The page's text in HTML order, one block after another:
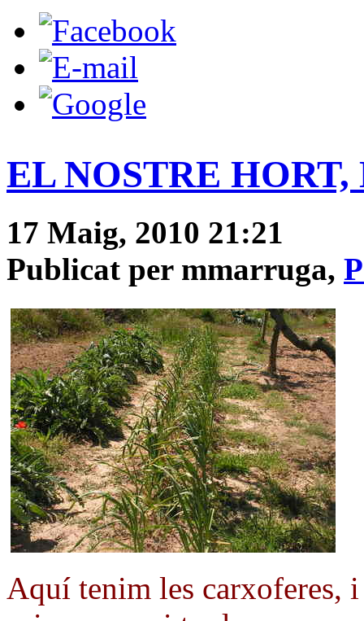
EL NOSTRE HORT,
17 Maig, 2010 21:21
Publicat per mmarruga,
Aquí tenim les carxoferes,